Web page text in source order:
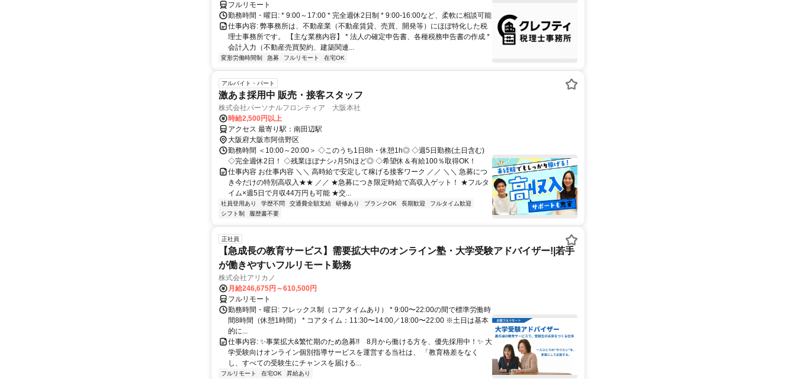
フルリモート
勤務時間・曜日: * 9:00～17:00 * 完全週休2日制 * 9:00-16:00など、柔軟に相談可能
仕事内容: 弊事務所は、不動産業（不動産賃貸、売買、開発等）にほぼ特化した税
理士事務所です。 【主な業務内容】 * 法人の確定申告書、各種税務申告書の作成 *
会計入力（不動産売買契約、建築関連...
変形労働時間制 急募 フルリモート 在宅OK
アルバイト・パート
激あま採用中 販売・接客スタッフ
株式会社パーソナルフロンティア 大阪本社
時給2,500円以上
アクセス 最寄り駅：南田辺駅
大阪府大阪市阿倍野区
勤務時間 ＜10:00～20:00＞ ◇このうち1日8h・休憩1h◎ ◇週5日勤務(土日含む)
◇完全週休2日！ ◇残業ほぼナシ♪月5hほど◎ ◇希望休＆有給100％取得OK！
仕事内容 お仕事内容 ＼＼ 高時給で安定して稼げる接客ワーク ／／ ＼＼ 急募につ
き今だけの特別高収入★★ ／／ ★急募につき限定時給で高収入ゲット！ ★フルタ
イム×週5日で月収44万円も可能 ★交...
社員登用あり 学歴不問 交通費全額支給 研修あり ブランクOK 長期歓迎
フルタイム歓迎
シフト制
履歴書不要
正社員
【急成長の教育サービス】需要拡大中のオンライン塾・大学受験アドバイザー!|若手
が働きやすいフルリモート勤務
株式会社アリカノ
月給246,675円～610,500円
フルリモート
勤務時間・曜日: フレックス制（コアタイムあり） * 9:00〜22:00の間で標準労働時
間8時間（休憩1時間） * コアタイム：11:30〜14:00／18:00〜22:00 ※土日は基本
的に...
仕事内容: ✨️事業拡大&繁忙期のため急募!! 8月から働ける方を、優先採用中！✨️ 大
学受験向けオンライン個別指導サービスを運営する当社は、 「教育格差をなく
し、すべての受験生にチャンスを届ける...
フルリモート 在宅OK 昇給あり